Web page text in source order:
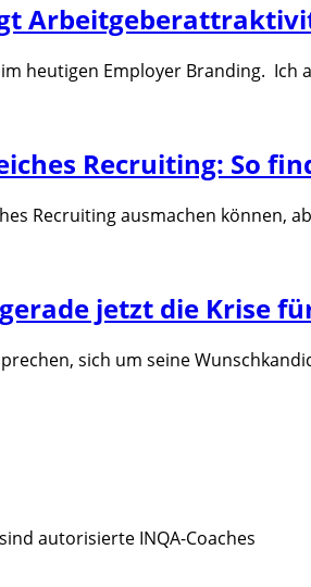
heutigen Employer Branding.
Recruiting: So
Recruiting ausmachen können,
jetzt die Krise
sich um seine
autorisierte INQA-Coaches